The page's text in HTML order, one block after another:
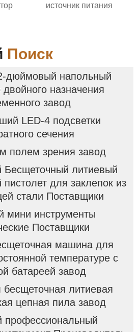
источник питания
Поиск
дюймовый напольный
двойного назначения
завод
LED-4 подсветки
сечения
полем зрения завод
литиевый
для заклепок из
стали Поставщики
мини инструменты
Поставщики
машина для
температуре с
батареей завод
литиевая
цепная пила завод
профессиональный